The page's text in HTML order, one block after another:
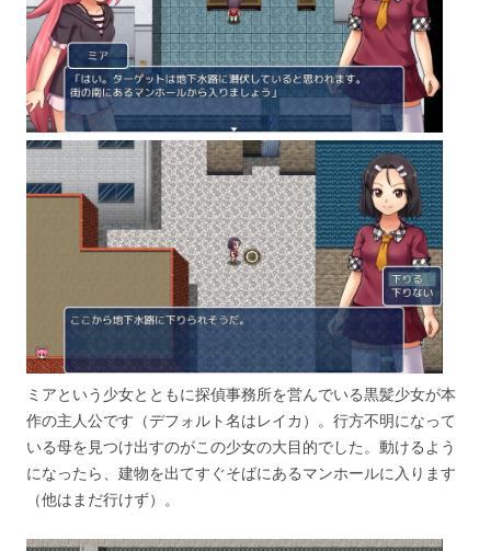
ミアという少女とともに探偵事務所を営んでいる黒髪少女が本
作の主人公です（デフォルト名はレイカ）。行方不明になって
いる母を見つけ出すのがこの少女の大目的でした。動けるよう
になったら、建物を出てすぐそばにあるマンホールに入ります
（他はまだ行けず）。